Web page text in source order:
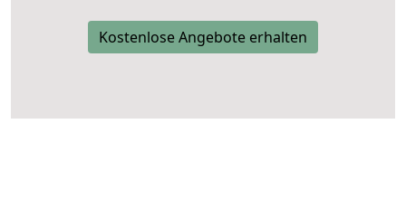
Kostenlose Angebote erhalten